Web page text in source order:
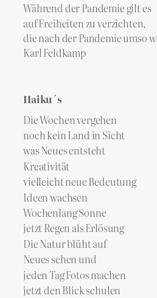
Während der Pandemie gilt es
auf Freiheiten zu verzichten,
die nach der Pandemie umso
​Karl Feldkamp
Haiku´s
Die Wochen vergehen
noch kein Land in Sicht
was Neues entsteht
Kreativität
vielleicht neue Bedeutung
Ideen wachsen
Wochenlang Sonne
jetzt Regen als Erlösung
Die Natur blüht auf
Neues sehen und
jeden Tag Fotos machen
jetzt den Blick schulen